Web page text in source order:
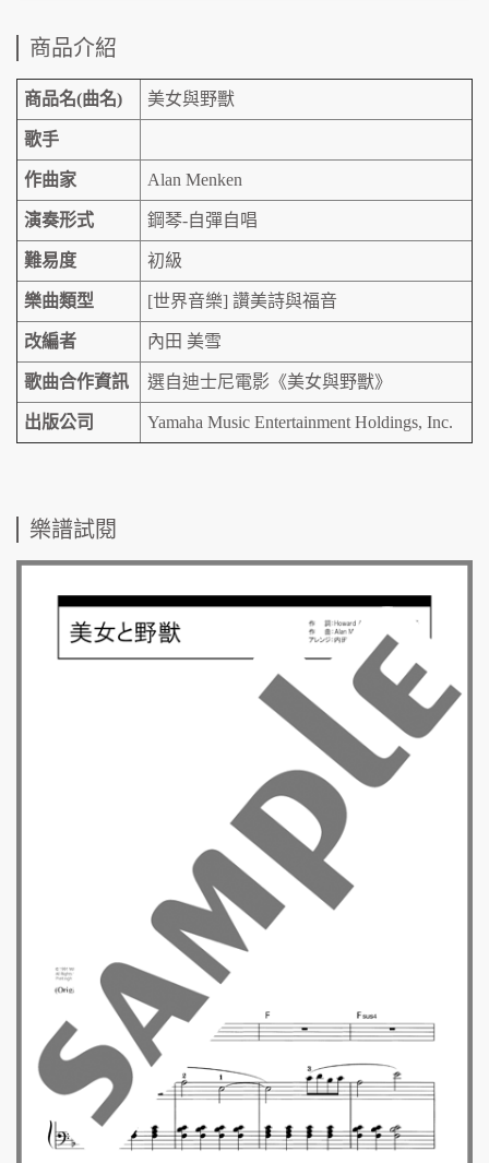
商品介紹
商品名(曲名) 美女與野獸
歌手
作曲家 Alan Menken
演奏形式 鋼琴-自彈自唱
難易度 初級
樂曲類型 [世界音樂] 讚美詩與福音
改編者 內田 美雪
歌曲合作資訊 選自迪士尼電影《美女與野獸》
出版公司 Yamaha Music Entertainment Holdings, Inc.
樂譜試閱